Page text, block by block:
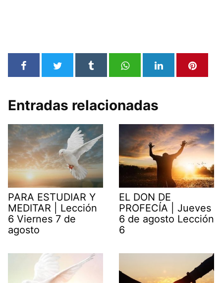
Entradas relacionadas
PARA ESTUDIAR Y
MEDITAR | Lección
6 Viernes 7 de
agosto
EL DON DE
PROFECÍA | Jueves
6 de agosto Lección
6